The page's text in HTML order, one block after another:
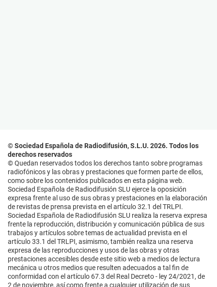
© Sociedad Española de Radiodifusión, S.L.U. 2026. Todos los
derechos reservados
© Quedan reservados todos los derechos tanto sobre programas
radiofónicos y las obras y prestaciones que formen parte de ellos,
como sobre los contenidos publicados en esta página web.
Sociedad Española de Radiodifusión SLU ejerce la oposición
expresa frente al uso de sus obras y prestaciones en la elaboración
de revistas de prensa prevista en el artículo 32.1 del TRLPI.
Sociedad Española de Radiodifusión SLU realiza la reserva expresa
frente la reproducción, distribución y comunicación pública de sus
trabajos y artículos sobre temas de actualidad prevista en el
artículo 33.1 del TRLPI, asimismo, también realiza una reserva
expresa de las reproducciones y usos de las obras y otras
prestaciones accesibles desde este sitio web a medios de lectura
mecánica u otros medios que resulten adecuados a tal fin de
conformidad con el artículo 67.3 del Real Decreto - ley 24/2021, de
2 de noviembre, así como frente a cualquier utilización de sus